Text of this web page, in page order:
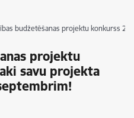
budžetēšanas projektu konkurss
projektu
savu projekta